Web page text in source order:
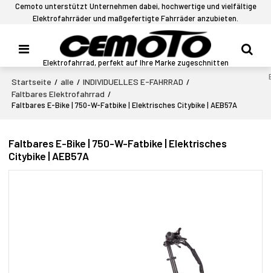
Cemoto unterstützt Unternehmen dabei, hochwertige und vielfältige
Elektrofahrräder und maßgefertigte Fahrräder anzubieten.
Elektrofahrrad, perfekt auf Ihre Marke zugeschnitten
Startseite / alle / INDIVIDUELLES E-FAHRRAD /
Faltbares Elektrofahrrad /
Faltbares E-Bike | 750-W-Fatbike | Elektrisches Citybike | AEB57A
Faltbares E-Bike | 750-W-Fatbike | Elektrisches
Citybike | AEB57A